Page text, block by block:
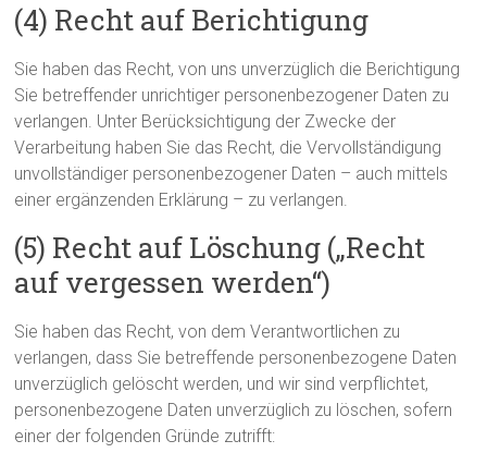
(4) Recht auf Berichtigung
Sie haben das Recht, von uns unverzüglich die Berichtigung
Sie betreffender unrichtiger personenbezogener Daten zu
verlangen. Unter Berücksichtigung der Zwecke der
Verarbeitung haben Sie das Recht, die Vervollständigung
unvollständiger personenbezogener Daten – auch mittels
einer ergänzenden Erklärung – zu verlangen.
(5) Recht auf Löschung („Recht
auf vergessen werden“)
Sie haben das Recht, von dem Verantwortlichen zu
verlangen, dass Sie betreffende personenbezogene Daten
unverzüglich gelöscht werden, und wir sind verpflichtet,
personenbezogene Daten unverzüglich zu löschen, sofern
einer der folgenden Gründe zutrifft: